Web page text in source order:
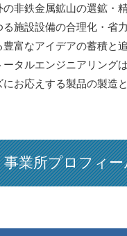
非鉄金属鉱山の選鉱・
施設設備の合理化・省
富なアイデアの蓄積と
タルエンジニアリング
お応えする製品の製造
事業所プロフィ